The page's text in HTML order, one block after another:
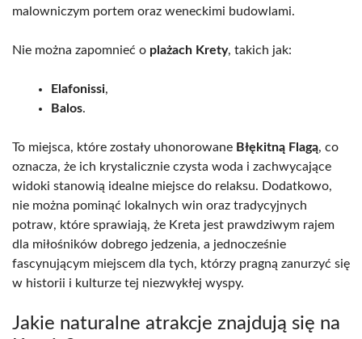
malowniczym portem oraz weneckimi budowlami.
Nie można zapomnieć o plażach Krety, takich jak:
Elafonissi,
Balos.
To miejsca, które zostały uhonorowane Błękitną Flagą, co
oznacza, że ich krystalicznie czysta woda i zachwycające
widoki stanowią idealne miejsce do relaksu. Dodatkowo,
nie można pominąć lokalnych win oraz tradycyjnych
potraw, które sprawiają, że Kreta jest prawdziwym rajem
dla miłośników dobrego jedzenia, a jednocześnie
fascynującym miejscem dla tych, którzy pragną zanurzyć się
w historii i kulturze tej niezwykłej wyspy.
Jakie naturalne atrakcje znajdują się na